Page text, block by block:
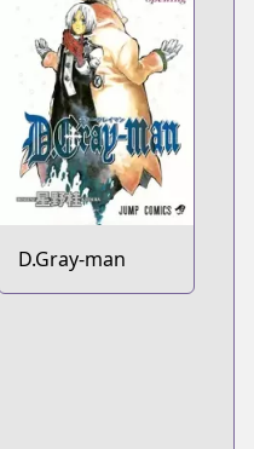
D.Gray-man